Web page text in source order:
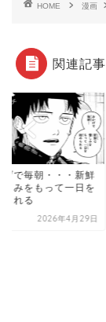
HOME 漫画
関連記事
バチ
げで毎朝・・・新鮮
しみをもって一日を
られる
2026年4月29日